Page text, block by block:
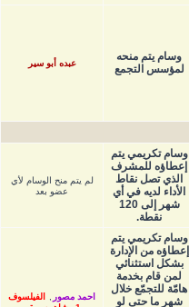
وسام يتم منحه
لمؤسس التجمع
عبده أبو سير
وسام تكريمي يتم
إعطاؤه للمشرف
الذي تصل نقاط
الأداء لديه في أي
شهر إلى 120
نقطة.
لم يتم منح الوسام لأي
عضو بعد
وسام تكريمي يتم
إعطاؤه من الإدارة
بشكل استثنائي
لمن قام بخدمة
هامّة للتجمّع خلال
شهر ما حتى لو
احمد مصور
الفيلسوف